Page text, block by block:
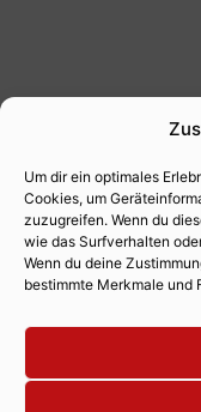
Um dir ein optimales
Cookies, um
zuzugreifen. Wenn du
wie das Surfverhalten
Wenn du deine
bestimmte Merkmale